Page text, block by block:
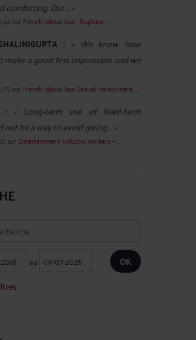
Our ... »
sur French labour law : Rupture ...
: « We know how
a good first impression, and we
sur French labour law Sexual Harassment ...
: « Long-term use of fixed-term
be a way to avoid giving ... »
sur Entertainment industry workers – ...
au